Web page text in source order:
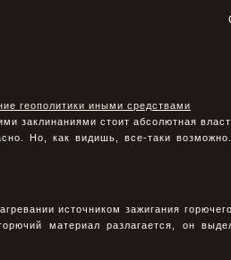
геополитики иными средствами
заклинаниями стоит абсолютная
Но, как видишь, все-таки
источником зажигания
материал разлагается, он